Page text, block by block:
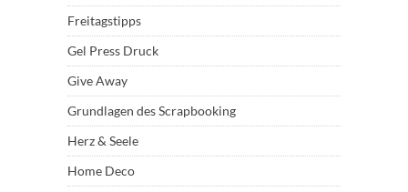
Freitagstipps
Gel Press Druck
Give Away
Grundlagen des Scrapbooking
Herz & Seele
Home Deco